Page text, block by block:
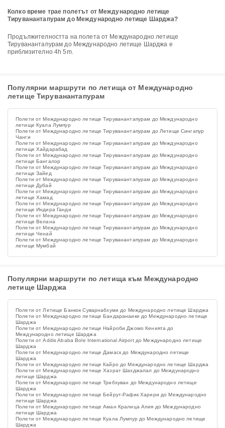
Колко време трае полетът от Международно летище
Тируванантапурам до Международно летище Шарджа?
Продължителността на полета от Международно летище
Тируванантапурам до Международно летище Шарджа е
приблизително 4h 5m.
Популярни маршрути по летища от Международно
летище Тируванантапурам
Полети от Международно летище Тируванантапурам до Международно
летище Куала Лумпур
Полети от Международно летище Тируванантапурам до Летище Сингапур
Чанги
Полети от Международно летище Тируванантапурам до Международно
летище Хайдарабад
Полети от Международно летище Тируванантапурам до Международно
летище Бангалор
Полети от Международно летище Тируванантапурам до Международно
летище Зайед
Полети от Международно летище Тируванантапурам до Международно
летище Дубай
Полети от Международно летище Тируванантапурам до Международно
летище Хамад
Полети от Международно летище Тируванантапурам до Международно
летище Индира Ганди
Полети от Международно летище Тируванантапурам до Международно
летище Велана
Полети от Международно летище Тируванантапурам до Международно
летище Ченай
Полети от Международно летище Тируванантапурам до Международно
летище Мумбай
Популярни маршрути по летища към Международно
летище Шарджа
Полети от Летище Банкок Суварнабхуми до Международно летище Шарджа
Полети от Международно летище Бандаранаике до Международно летище
Шарджа
Полети от Международно летище Найроби Джомо Кенията до
Международно летище Шарджа
Полети от Addis Ababa Bole International Airport до Международно летище
Шарджа
Полети от Международно летище Дамаск до Международно летище
Шарджа
Полети от Международно летище Кайро до Международно летище Шарджа
Полети от Международно летище Хазрат Шахджалал до Международно
летище Шарджа
Полети от Международно летище Трибхуван до Международно летище
Шарджа
Полети от Международно летище Бейрут-Рафик Харири до Международно
летище Шарджа
Полети от Международно летище Аман Кралица Алия до Международно
летище Шарджа
Полети от Международно летище Куала Лумпур до Международно летище
Шарджа